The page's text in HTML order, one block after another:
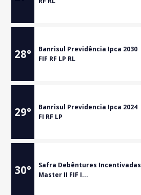
28°
Banrisul Previdência Ipca 2030
FIF RF LP RL
29°
Banrisul Previdencia Ipca 2024
FI RF LP
30°
Safra Debêntures Incentivadas
Master II FIF I...